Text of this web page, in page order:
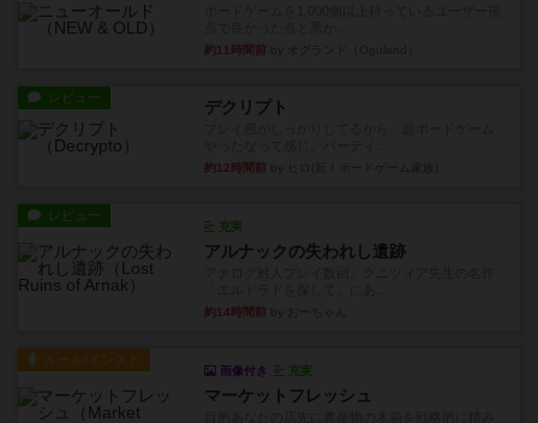
約11時間前
レビュー デクリプト
約12時間前
レビュー
充実
アルナックの失われし遺跡
約14時間前
ルール/インスト
画像付き 充実
マーケットフレッシュ